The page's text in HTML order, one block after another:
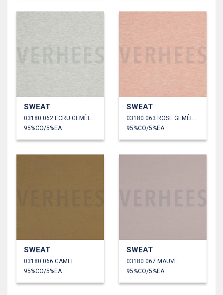
SWEAT
03180.062 ECRU GEMÊLEERD
95%CO/5%EA
SWEAT
03180.063 ROSE GEMÊLEERD
95%CO/5%EA
SWEAT
03180.066 CAMEL
95%CO/5%EA
SWEAT
03180.067 MAUVE
95%CO/5%EA